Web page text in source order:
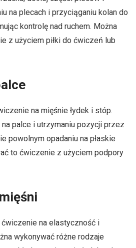
na plecach i przyciąganiu kolan do
kontrolę nad ruchem. Można
z użyciem piłki do ćwiczeń lub
na mięśnie łydek i stóp.
palce i utrzymaniu pozycji przez
powolnym opadaniu na płaskie
to ćwiczenie z użyciem podpory
na elastyczność i
wykonywać różne rodzaje